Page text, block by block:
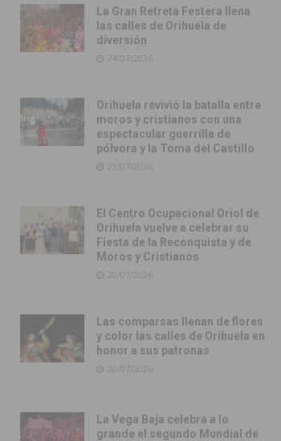
La Gran Retreta Festera llena
las calles de Orihuela de
diversión
24/07/2026
Orihuela revivió la batalla entre
moros y cristianos con una
espectacular guerrilla de
pólvora y la Toma del Castillo
22/07/2026
El Centro Ocupacional Oriol de
Orihuela vuelve a celebrar su
Fiesta de la Reconquista y de
Moros y Cristianos
20/07/2026
Las comparsas llenan de flores
y color las calles de Orihuela en
honor a sus patronas
20/07/2026
La Vega Baja celebra a lo
grande el segundo Mundial de